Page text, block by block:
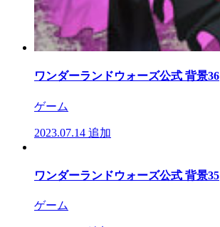
ワンダーランドウォーズ公式 背景36
ゲーム
2023.07.14 追加
ワンダーランドウォーズ公式 背景35
ゲーム